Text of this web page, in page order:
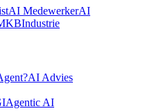
AI MedewerkerAI
Industrie
AI Advies
Agentic AI